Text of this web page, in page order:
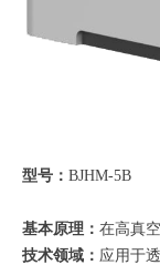
型号： BJHM-5B
基本原理： 在高真
技术领域： 应用于